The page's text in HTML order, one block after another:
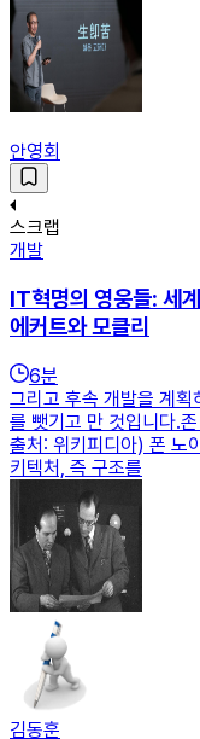
안영회
스크랩
개발
IT혁명의 영웅들: 세
에커트와 모클리
6분
그리고 후속 개발을 계획
를 뺏기고 만 것입니다.
출처: 위키피디아) 폰 노
키텍처, 즉 구조를
김동훈